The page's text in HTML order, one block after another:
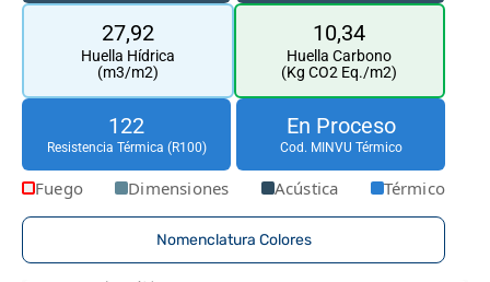
27,92
Huella Hídrica
(m3/m2)
10,34
Huella Carbono
(Kg CO2 Eq./m2)
122
Resistencia Térmica (R100)
En Proceso
Cod. MINVU Térmico
Fuego Dimensiones Acústica Térmico
Nomenclatura Colores